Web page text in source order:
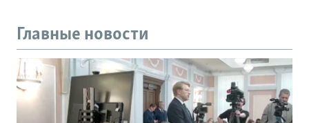
Главные новости